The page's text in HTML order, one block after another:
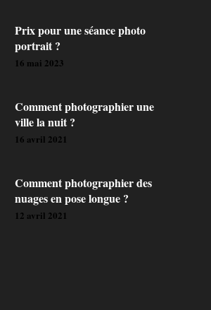
Prix pour une séance photo
portrait ?
16 mai 2023
Comment photographier une
ville la nuit ?
16 avril 2021
Comment photographier des
nuages en pose longue ?
12 avril 2021